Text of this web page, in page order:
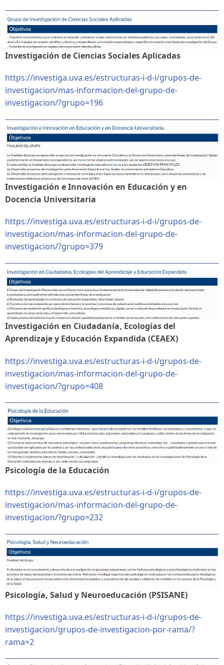
Investigación de Ciencias Sociales Aplicadas
https://investiga.uva.es/estructuras-i-d-i/grupos-de-
investigacion/mas-informacion-del-grupo-de-
investigacion/?grupo=196
Investigación e Innovación en Educación y en
Docencia Universitaria
https://investiga.uva.es/estructuras-i-d-i/grupos-de-
investigacion/mas-informacion-del-grupo-de-
investigacion/?grupo=379
Investigación en Ciudadanía, Ecologías del
Aprendizaje y Educación Expandida (CEAEX)
https://investiga.uva.es/estructuras-i-d-i/grupos-de-
investigacion/mas-informacion-del-grupo-de-
investigacion/?grupo=408
Psicología de la Educación
https://investiga.uva.es/estructuras-i-d-i/grupos-de-
investigacion/mas-informacion-del-grupo-de-
investigacion/?grupo=232
Psicología, Salud y Neuroeducación (PSISANE)
https://investiga.uva.es/estructuras-i-d-i/grupos-de-
investigacion/grupos-de-investigacion-por-rama/?
rama=2